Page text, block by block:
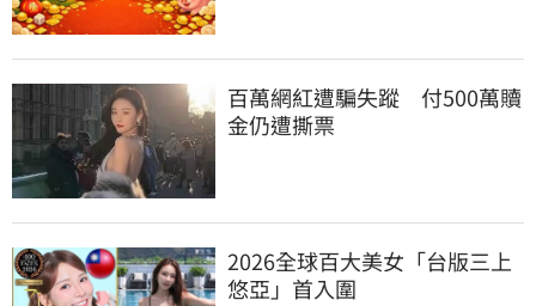
百萬網紅遭騙失蹤　付500萬贖
金仍遭撕票
2026全球百大美女「台版三上
悠亞」首入圍